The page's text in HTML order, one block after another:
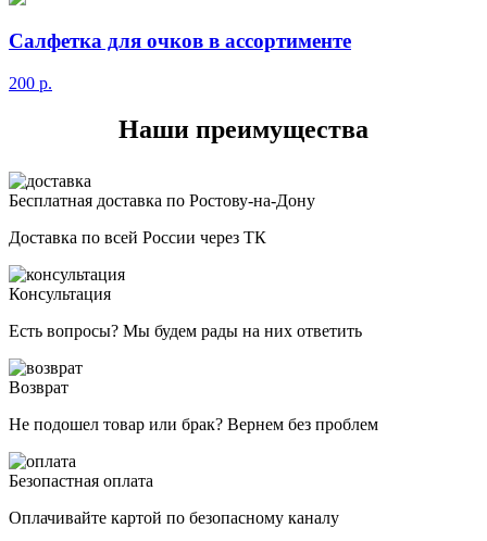
Салфетка для очков в ассортименте
200 р.
Наши преимущества
Бесплатная доставка по Ростову-на-Дону
Доставка по всей России через ТК
Консультация
Есть вопросы? Мы будем рады на них ответить
Возврат
Не подошел товар или брак? Вернем без проблем
Безопастная оплата
Оплачивайте картой по безопасному каналу